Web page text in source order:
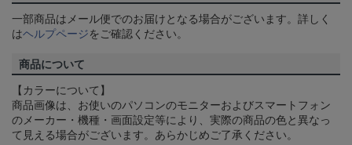
一部商品はメール便でのお届けとなる場合がございます。詳しく
はヘルプページをご確認ください。
商品について
【カラーについて】
商品画像は、お使いのパソコンのモニターおよびスマートフォン
のメーカー・機種・画面設定等により、実際の商品の色と異なっ
て見える場合がございます。あらかじめご了承ください。